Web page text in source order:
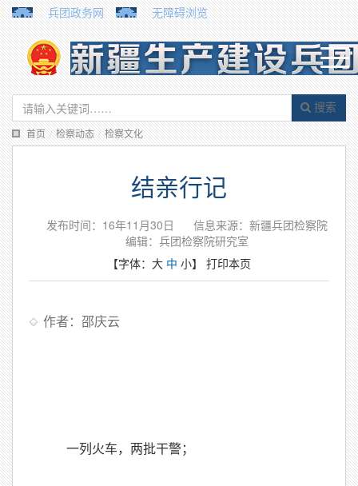
兵团政务网 无障碍浏览
搜索
首页 / 检察动态 / 检察文化
结亲行记
发布时间：16年11月30日
信息来源：新疆兵团检察院
编辑：兵团检察院研究室
【字体： 大 中 小】 打印本页
作者：邵庆云
一列火车，两批干警；